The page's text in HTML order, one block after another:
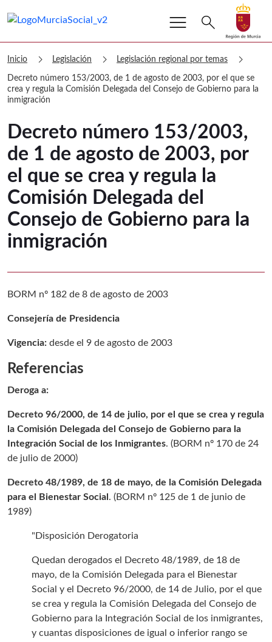
Murcia Social Decreto número 153/
Volver a
Ir a
menu Buscar
search
Inicio chevron_right Legislación chevron_right Legislación regional por temas chevron_right
Decreto número 153/2003, de 1 de agosto de 2003, por el que se
crea y regula la Comisión Delegada del Consejo de Gobierno para la
inmigración
Decreto número 153/2003,
de 1 de agosto de 2003, por
el que se crea y regula la
Comisión Delegada del
Consejo de Gobierno para la
inmigración
BORM nº 182 de 8 de agosto de 2003
Consejería de Presidencia
Vigencia: desde el 9 de agosto de 2003
Referencias
Deroga a:
Decreto 96/2000, de 14 de julio, por el que se crea y regula
la Comisión Delegada del Consejo de Gobierno para la
Integración Social de los Inmigrantes. (BORM nº 170 de 24
de julio de 2000)
Decreto 48/1989, de 18 de mayo, de la Comisión Delegada
para el Bienestar Social . (BORM nº 125 de 1 de junio de
1989)
"Disposición Derogatoria
Quedan derogados el Decreto 48/1989, de 18 de
mayo, de la Comisión Delegada para el Bienestar
Social y el Decreto 96/2000, de 14 de Julio, por el que
se crea y regula la Comisión Delegada del Consejo de
Gobierno para la Integración Social de los inmigrantes,
y cuantas disposiciones de igual o inferior rango se